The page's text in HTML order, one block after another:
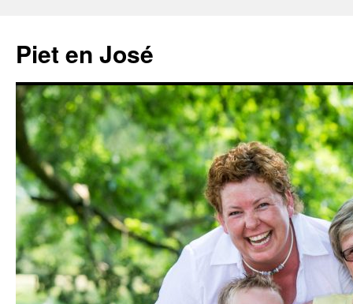
de
inhoud
Piet en José